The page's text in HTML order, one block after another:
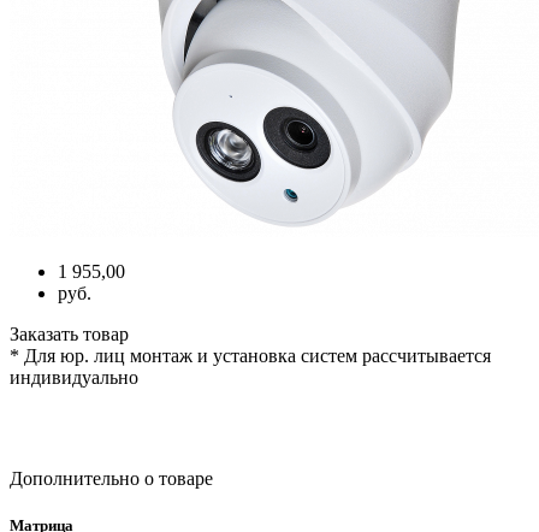
1 955,00
руб.
Заказать товар
* Для юр. лиц монтаж и установка систем рассчитывается
индивидуально
Дополнительно о товаре
Матрица